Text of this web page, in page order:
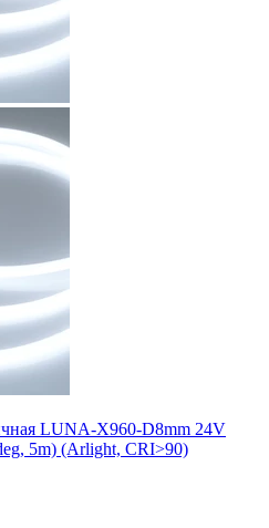
LUNA-X960-D8mm 24V
5m) (Arlight, CRI>90)